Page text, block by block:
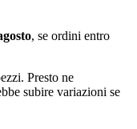
, se ordini entro
Presto ne
subire variazioni se